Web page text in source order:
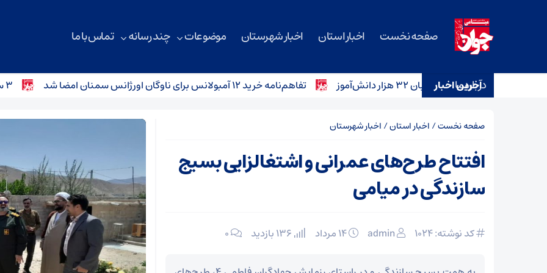
صفحه نخست اخبار استان اخبار شهرستان موضوعات چند رسانه تماس با ما
درباره ما
آخرین اخبار تفاهم‌نامه خرید ۱۲ آمبولانس برای ناوگان اورژانس سمنان امضا شد ۳ سانحه رانندگی در محورهای استان سمنان؛ کودک ۴ ساله جان باخت
صفحه نخست/ اخبار استان/ اخبار شهرستان
افتتاح طرح‌های عمرانی و اشتغالزایی بسیج
سازندگی در میامی
کد نوشته: 1024 admin ۰